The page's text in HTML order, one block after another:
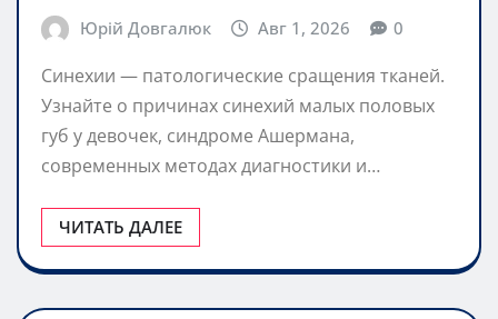
Юрій Довгалюк Авг 1, 2026 0
Синехии — патологические сращения тканей.
Узнайте о причинах синехий малых половых
губ у девочек, синдроме Ашермана,
современных методах диагностики и…
ЧИТАТЬ ДАЛЕЕ